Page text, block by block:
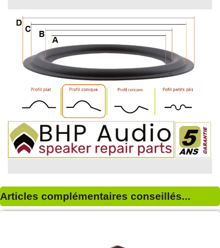
Articles complémentaires conseillés...